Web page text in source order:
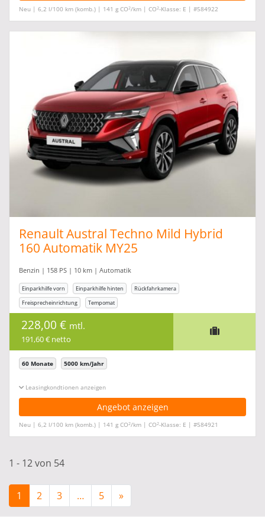
Neu | 6,2 l/100 km (komb.) | 141 g CO2/km | CO2-Klasse: E | #584922
Renault Austral Techno Mild Hybrid
160 Automatik MY25
Benzin | 158 PS | 10 km | Automatik
Einparkhilfe vorn Einparkhilfe hinten
Rückfahrkamera
Freisprecheinrichtung
Tempomat
228,00 € mtl.
191,60 € netto
60 Monate 5000 km/Jahr
Leasingkonditionen ein-/ausblenden
Angebot anzeigen
Neu | 6,2 l/100 km (komb.) | 141 g CO2/km | CO2-Klasse: E | #584921
1 - 12 von 54
1 2 3 … 5 »